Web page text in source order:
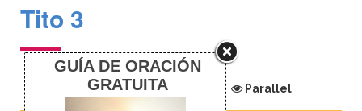
Tito 3
Chapter Parallel